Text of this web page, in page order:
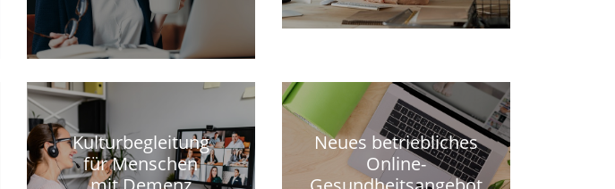
Kulturbegleitung
für Menschen
Neues betriebliches
Online-